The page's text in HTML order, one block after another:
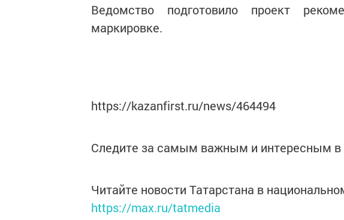
Ведомство подготовило проект
маркировке.
https://kazanfirst.ru/news/464494
Следите за самым важным и интересным в
Читайте новости Татарстана в
https://max.ru/tatmedia